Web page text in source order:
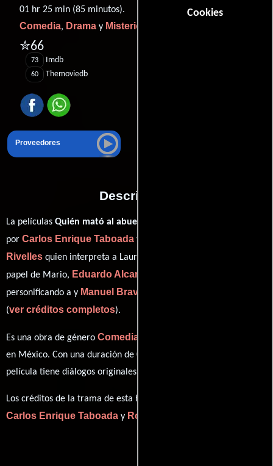
Cookies
01 hr 25 min (85 minutos).
Comedia, Drama y Misterio
✮66
73 Imdb
60 Themoviedb
Proveedores
Descripción
La películas Quién mató al abuelo?
por Carlos Enrique Taboada y protagonizada por
Rivelles quien interpreta a Laura,
papel de Mario, Eduardo Alcaraz
personificando a y Manuel Bravo
(ver créditos completos).
Es una obra de género Comedia
en México. Con una duración de 01 hr 25 min (85 minutos), esta
película tiene diálogos originales en
Los créditos de la trama de esta historia están divididos entre
Carlos Enrique Taboada y Rodolfo de Anda